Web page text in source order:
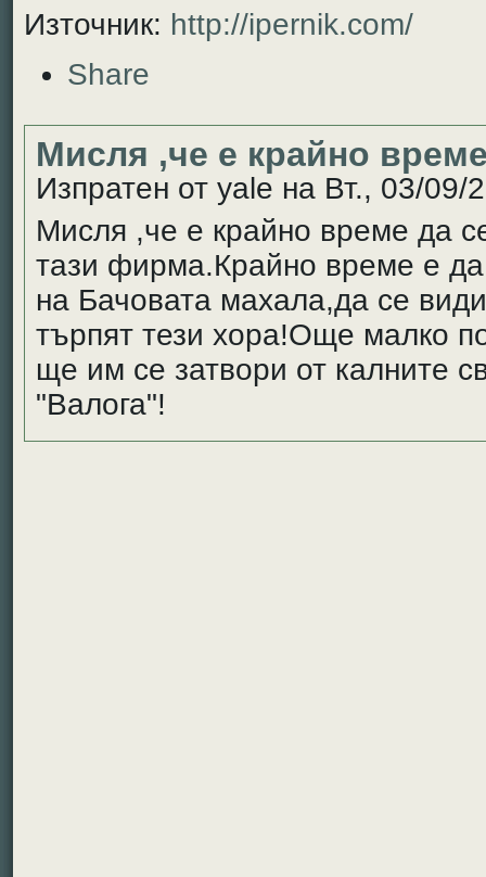
Източник: http://ipernik.com/
Share
Мисля ,че е крайно
Изпратен от yale на Вт., 03/09/
Мисля ,че е крайно време да
тази фирма.Крайно време е
на Бачовата махала,да се
търпят тези хора!Още малко
ще им се затвори от калните
"Валога"!